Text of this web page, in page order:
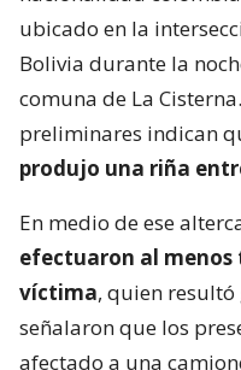
ubicado en la
Bolivia durante la
comuna de La
preliminares indican
produjo una riña
En medio de ese
efectuaron al menos
víctima, quien resultó
señalaron que los
afectado a una